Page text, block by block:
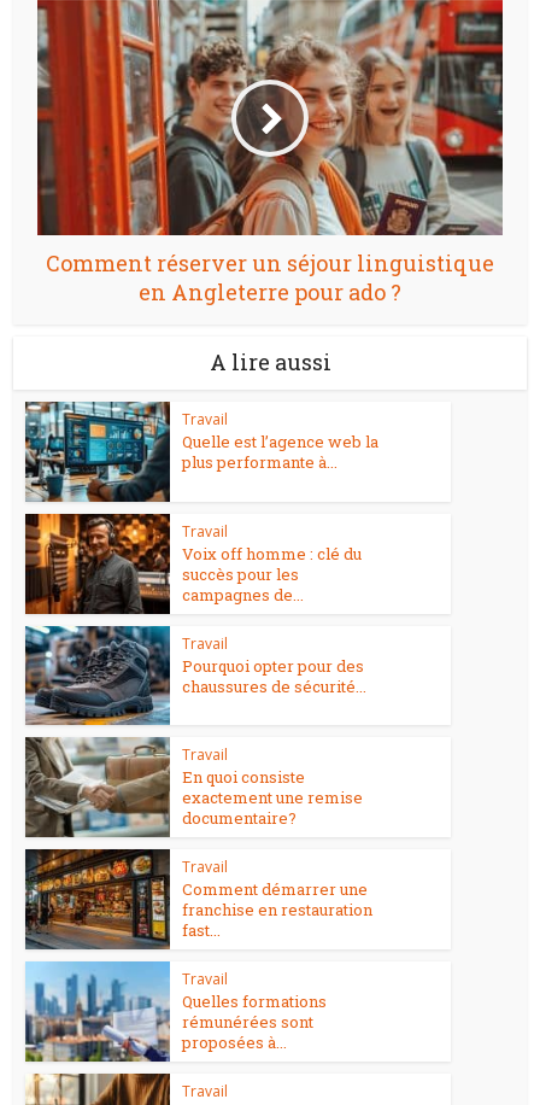
Comment réserver un séjour linguistique
en Angleterre pour ado ?
A lire aussi
Travail
Quelle est l’agence web la
plus performante à...
Travail
Voix off homme : clé du
succès pour les
campagnes de...
Travail
Pourquoi opter pour des
chaussures de sécurité...
Travail
En quoi consiste
exactement une remise
documentaire?
Travail
Comment démarrer une
franchise en restauration
fast...
Travail
Quelles formations
rémunérées sont
proposées à...
Travail